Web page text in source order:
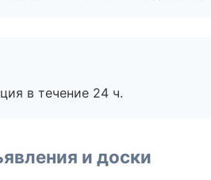
в течение 24 ч.
и доски